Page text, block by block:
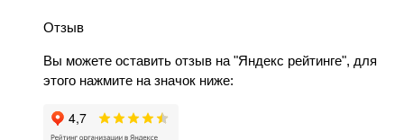
Отзыв
Вы можете оставить отзыв на "Яндекс рейтинге", для
этого нажмите на значок ниже: